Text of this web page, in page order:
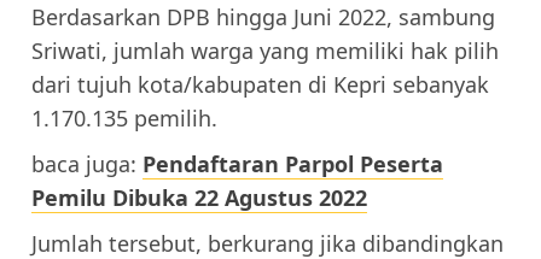
Berdasarkan DPB hingga Juni 2022, sambung
Sriwati, jumlah warga yang memiliki hak pilih
dari tujuh kota/kabupaten di Kepri sebanyak
1.170.135 pemilih.
baca juga: Pendaftaran Parpol Peserta
Pemilu Dibuka 22 Agustus 2022
Jumlah tersebut, berkurang jika dibandingkan